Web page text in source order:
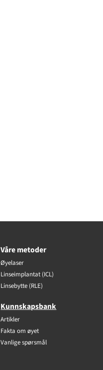
Våre metoder
Øyelaser
Linseimplantat (ICL)
Linsebytte (RLE)
Kunnskapsbank
Artikler
Fakta om øyet
Vanlige spørsmål